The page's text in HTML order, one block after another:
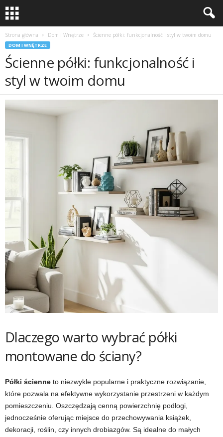
Strona główna Dom i Wnętrze Ścienne półki: funkcjonalność i styl w twoim domu
DOM I WNĘTRZE
Ścienne półki: funkcjonalność i
styl w twoim domu
Dlaczego warto wybrać półki
montowane do ściany?
Półki ścienne to niezwykle popularne i praktyczne rozwiązanie,
które pozwala na efektywne wykorzystanie przestrzeni w każdym
pomieszczeniu. Oszczędzają cenną powierzchnię podłogi,
jednocześnie oferując miejsce do przechowywania książek,
dekoracji, roślin, czy innych drobiazgów. Są idealne do małych